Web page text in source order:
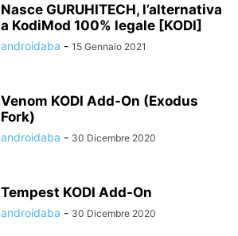
Nasce GURUHITECH, l’alternativa
a KodiMod 100% legale [KODI]
androidaba - 15 Gennaio 2021
Venom KODI Add-On (Exodus
Fork)
androidaba - 30 Dicembre 2020
Tempest KODI Add-On
androidaba - 30 Dicembre 2020